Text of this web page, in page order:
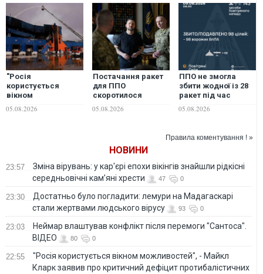
"Росія
користується
вікном
можливостей", -
Майкл Кларк
05.08.2026
Постачання ракет
для ППО
скоротилося
втричі. Ракети в
партнерів є, -
05.08.2026
ППО не змогла
збити жодної із 28
ракет під час
ворожого обстрілу
05.08.2026
Правила коментування ! »
НОВИНИ
23:57
Зміна вірувань: у кар'єрі епохи вікінгів знайшли рідкісні
середньовічні кам’яні хрести
47 0
23:30
Достатньо було погладити: лемури на Мадагаскарі
стали жертвами людського вірусу
93 0
23:03
Неймар влаштував конфлікт після перемоги "Сантоса".
ВІДЕО
80 0
22:55
"Росія користується вікном можливостей", - Майкл
Кларк заявив про критичний дефіцит протибалістичних